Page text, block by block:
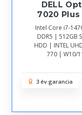
DELL
7020
Intel Core i7-
DDR5 | 512GB
HDD | INTEL
770 | W10/
3 év garancia